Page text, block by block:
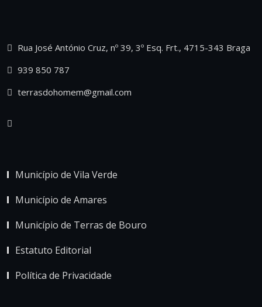
Rua José António Cruz, nº 39, 3º Esq. Frt., 4715-343 Braga
939 850 787
terrasdohomem@gmail.com
Município de Vila Verde
Município de Amares
Município de Terras de Bouro
Estatuto Editorial
Política de Privacidade